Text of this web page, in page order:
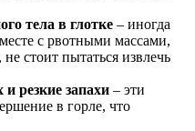
тела в глотке – иногда
с рвотными массами,
стоит пытаться извлечь
резкие запахи – эти
в горле, что